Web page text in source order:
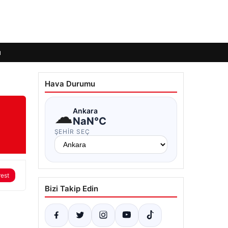
Hava Durumu
☁Ankara
NaN°C
ŞEHIR SEÇ
Bizi Takip Edin